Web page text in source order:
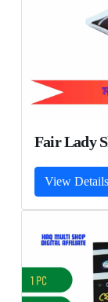
Fair Lady
View Details